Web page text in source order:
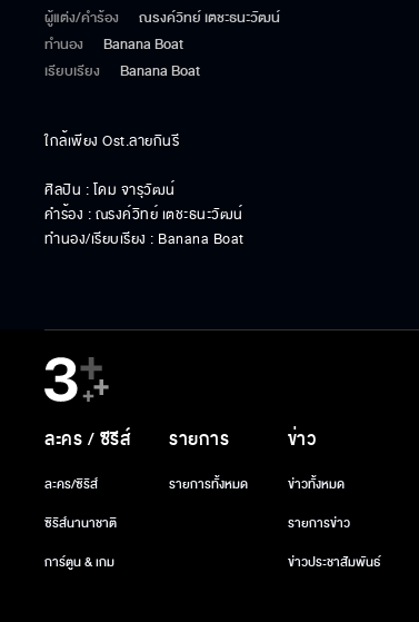
ผู้แต่ง/คำร้อง
ณรงค์วิทย์ เตชะธนะวัฒน์
ทำนอง
Banana Boat
เรียบเรียง
Banana Boat
ใกล้เพียง Ost.ลายกินรี
ศิลปิน : โดม จารุวัฒน์
คำร้อง : ณรงค์วิทย์ เตชะธนะวัฒน์
ทำนอง/เรียบเรียง : Banana Boat
ละคร / ซีรีส์
ละคร/ซีรีส์
ซีรีส์นานาชาติ
การ์ตูน & เกม
รายการ
รายการทั้งหมด
ข่าว
ข่าวทั้งหมด
รายการข่าว
ข่าวประชาสัมพันธ์